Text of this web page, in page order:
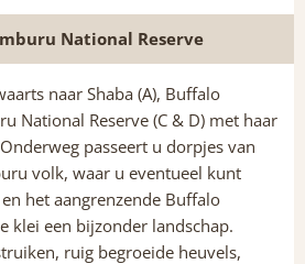
National Reserve
naar Shaba (A), Buffalo
National Reserve (C & D) met haar
passeert u dorpjes van
volk, waar u eventueel kunt
het aangrenzende Buffalo
klei een bijzonder landschap.
ruig begroeide heuvels,